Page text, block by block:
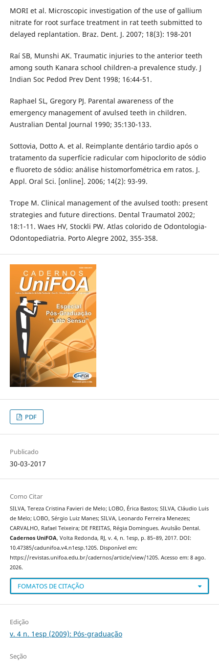
MORI et al. Microscopic investigation of the use of gallium
nitrate for root surface treatment in rat teeth submitted to
delayed replantation. Braz. Dent. J. 2007; 18(3): 198-201
Raí SB, Munshi AK. Traumatic injuries to the anterior teeth
among south Kanara school children-a prevalence study. J
Indian Soc Pedod Prev Dent 1998; 16:44-51.
Raphael SL, Gregory PJ. Parental awareness of the
emergency management of avulsed teeth in children.
Australian Dental Journal 1990; 35:130-133.
Sottovia, Dotto A. et al. Reimplante dentário tardio após o
tratamento da superfície radicular com hipoclorito de sódio
e fluoreto de sódio: análise histomorfométrica em ratos. J.
Appl. Oral Sci. [online]. 2006; 14(2): 93-99.
Trope M. Clinical management of the avulsed tooth: present
strategies and future directions. Dental Traumatol 2002;
18:1-11. Waes HV, Stockli PW. Atlas colorido de Odontologia-
Odontopediatria. Porto Alegre 2002, 355-358.
PDF
Publicado
30-03-2017
Como Citar
SILVA, Tereza Cristina Favieri de Melo; LOBO, Érica Bastos; SILVA, Cláudio Luis
de Melo; LOBO, Sérgio Luiz Manes; SILVA, Leonardo Ferreira Menezes;
CARVALHO, Rafael Teixeira; DE FREITAS, Régia Domingues. Avulsão Dental.
Cadernos UniFOA, Volta Redonda, RJ, v. 4, n. 1esp, p. 85–89, 2017. DOI:
10.47385/cadunifoa.v4.n1esp.1205. Disponível em:
https://revistas.unifoa.edu.br/cadernos/article/view/1205. Acesso em: 8 ago.
2026.
FOMATOS DE CITAÇÃO
Edição
v. 4 n. 1esp (2009): Pós-graduação
Seção